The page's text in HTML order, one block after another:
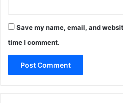
Save my name, email, and
time I comment.